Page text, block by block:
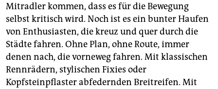
Hannover , 18.30 Uhr, Neues Rathaus
Kempten, 17 Uhr, Hildegardplatz
Koblenz, 18 Uhr, Hbf
Köln, 17.30 Uhr, Rudolfplatz
Konstanz, 17 Uhr, noch offen
Mitradler kommen, dass es für die Bewegung
selbst kritisch wird. Noch ist es ein bunter Haufen
von Enthusiasten, die kreuz und quer durch die
Städte fahren. Ohne Plan, ohne Route, immer
denen nach, die vorneweg fahren. Mit klassischen
Rennrädern, stylischen Fixies oder
Kopfsteinpflaster abfedernden Breitreifen. Mit